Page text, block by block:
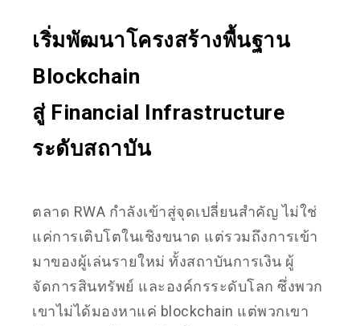
เริ่มพัฒนาโครงสร้างพื้นฐาน
Blockchain
สู่ Financial Infrastructure
ระดับสถาบัน
ตลาด RWA กำลังเข้าสู่จุดเปลี่ยนสำคัญ ไม่ใช่
แค่การเติบโตในเชิงขนาด แต่รวมถึงการเข้า
มาของผู้เล่นรายใหม่ ทั้งสถาบันการเงิน ผู้
จัดการสินทรัพย์ และองค์กรระดับโลก ซึ่งพวก
เขาไม่ได้มองหาแค่ blockchain แต่พวกเขา